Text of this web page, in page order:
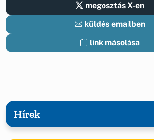
megosztás X-en
küldés emailben
link másolása
Hírek